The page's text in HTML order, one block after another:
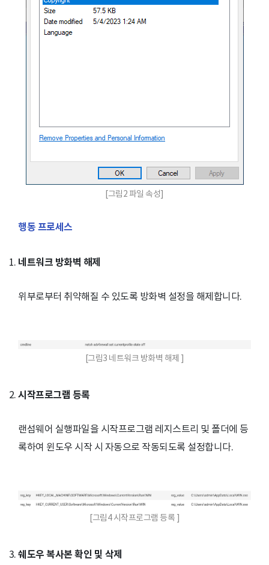
[그림2 파일 속성]
행동 프로세스
네트워크 방화벽 해제
위부로부터 취약해질 수 있도록 방화벽 설정을 해제합니다.
[그림3 네트워크 방화벽 해제 ]
시작프로그램 등록
랜섬웨어 실행파일을 시작프로그램 레지스트리 및 폴더에 등
록하여 윈도우 시작 시 자동으로 작동되도록 설정합니다.
[그림4 시작프로그램 등록 ]
쉐도우 복사본 확인 및 삭제